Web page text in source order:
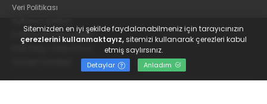
Veri Politikası
KVKK Aydınlatma Metni
Sitemizden en iyi şekilde faydalanabilmeniz için tarayıcınızın
çerezlerini kullanmaktayız,sitemizi kullanarak çerezleri kabul
etmiş saylırsınız.
Detaylar Anladım